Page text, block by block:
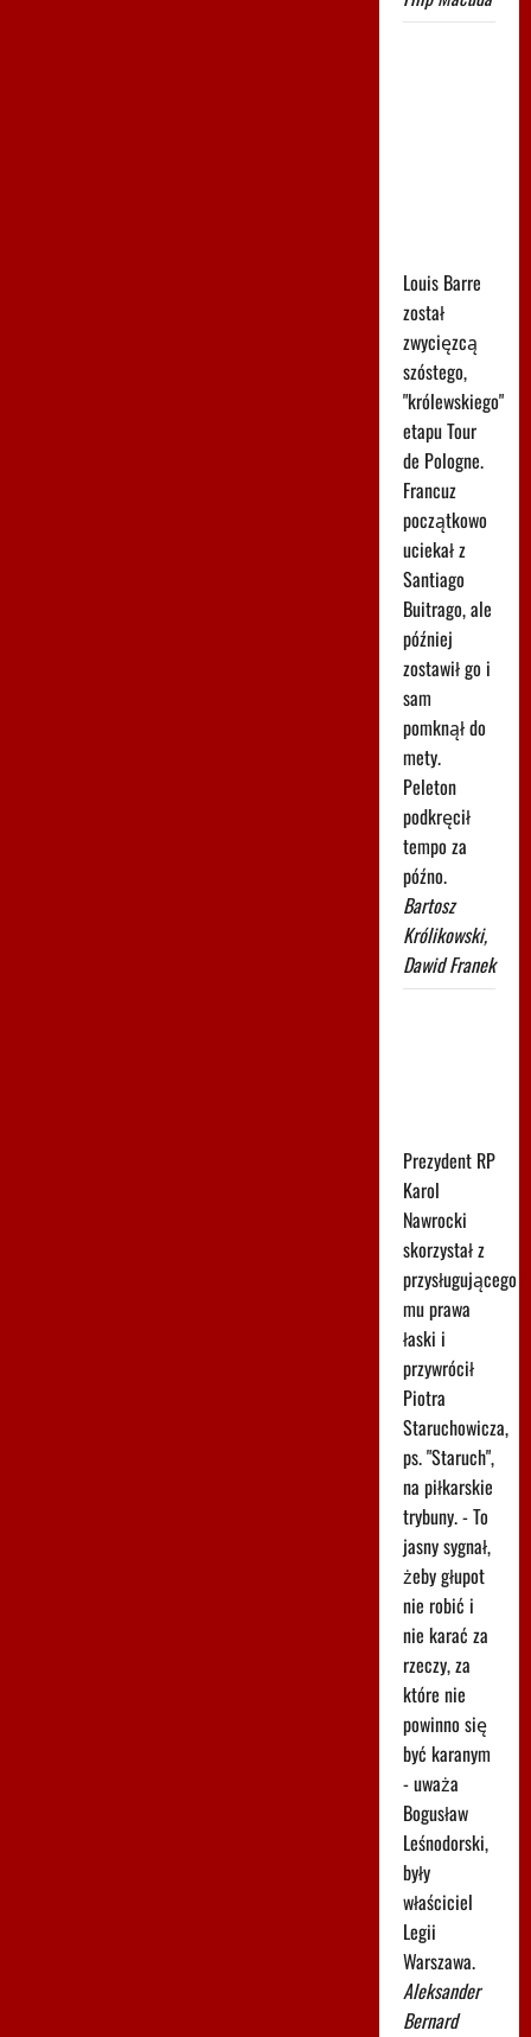
Louis Barre
został
zwycięzcą
szóstego,
"królewskiego"
etapu Tour
de Pologne.
Francuz
początkowo
uciekał z
Santiago
Buitrago, ale
później
zostawił go i
sam
pomknął do
mety.
Peleton
podkręcił
tempo za
późno.
Bartosz
Królikowski,
Dawid Franek
Prezydent RP
Karol
Nawrocki
skorzystał z
przysługującego
mu prawa
łaski i
przywrócił
Piotra
Staruchowicza,
ps. "Staruch",
na piłkarskie
trybuny. - To
jasny sygnał,
żeby głupot
nie robić i
nie karać za
rzeczy, za
które nie
powinno się
być karanym
- uważa
Bogusław
Leśnodorski,
były
właściciel
Legii
Warszawa.
Aleksander
Bernard